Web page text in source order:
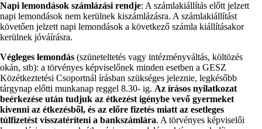
Napi lemondások számlázási rendje: A számlakiállítás előtt jelzett
napi lemondások nem kerülnek kiszámlázásra. A számlakiállítást
követően jelzett napi lemondások a következő számla kiállításakor
kerülnek jóváírásra.
Végleges lemondás (szüneteltetés vagy intézményváltás, költözés
okán, stb): a törvényes képviselőnek minden esetben a GESZ
Közétkeztetési Csoportnál írásban szükséges jeleznie, legkésőbb
tárgynap előtti munkanap reggel 8.30- ig. Az írásos nyilatkozat
beérkezése után tudjuk az étkezést igénybe vevő gyermeket
kivenni az étkezésből, és az előre fizetés miatt az esetleges
túlfizetést visszatéríteni a bankszámlára. A törvényes képviselői